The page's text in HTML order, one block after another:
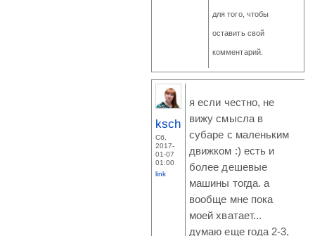
для того, чтобы
оставить свой
комментарий.
ksch
Сб,
2017-
01-07
01:00
link
я если честно, не
вижу смысла в
субаре с маленьким
движком :) есть и
более дешевые
машины тогда. а
вообще мне пока
моей хватает...
думаю еще года 2-3,